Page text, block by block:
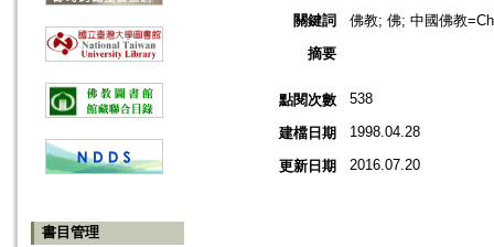
書目管理
關鍵詞
佛教; 佛; 中國佛教
摘要
點閱次數 538
建檔日期 1998.04.28
更新日期 2016.07.20